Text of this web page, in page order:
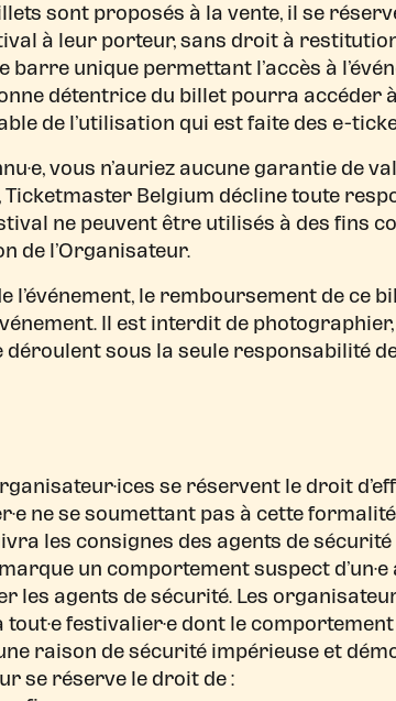
sont proposés à la vente, il se
à leur porteur, sans droit à
unique permettant l’accès à
détentrice du billet pourra accéder à
de l’utilisation qui est faite des e-
vous n’auriez aucune garantie de
Belgium décline toute
ne peuvent être utilisés à des fins
de l’Organisateur.
l’événement, le remboursement de ce
Il est interdit de
déroulent sous la seule responsabilité
se réservent le droit
ne se soumettant pas à cette
les consignes des agents de
un comportement suspect
les agents de sécurité. Les
festivalier·e dont le
raison de sécurité impérieuse et
se réserve le droit de :